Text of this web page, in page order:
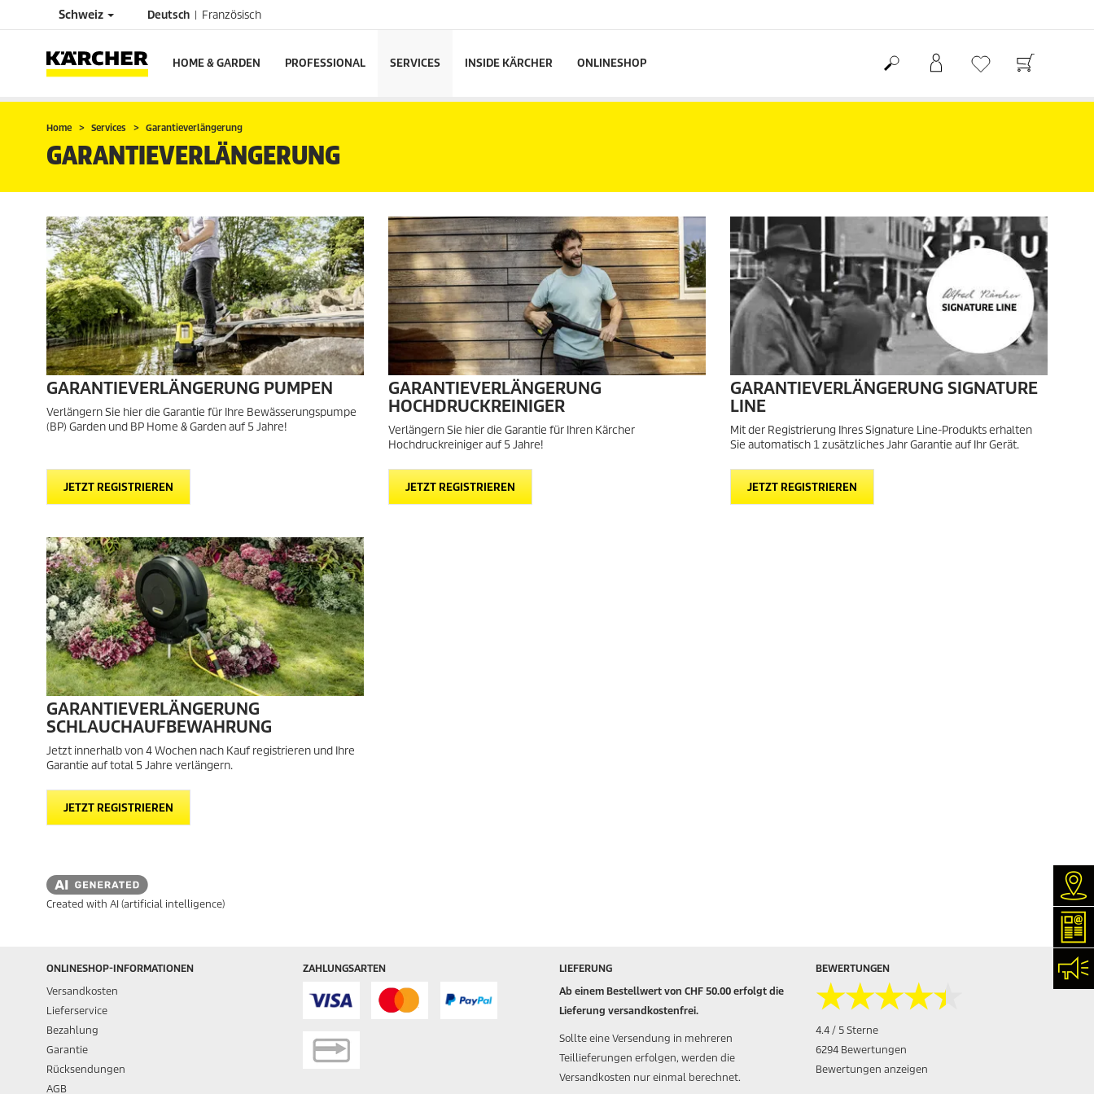
Schweiz Deutsch Französisch
HOME & GARDEN PROFESSIONAL SERVICES INSIDE KÄRCHER ONLINESHOP
Home Services Garantieverlängerung
GARANTIEVERLÄNGERUNG
GARANTIEVERLÄNGERUNG PUMPEN
Verlängern Sie hier die Garantie für Ihre Bewässerungspumpe
(BP) Garden und BP Home & Garden auf 5 Jahre!
JETZT REGISTRIEREN
GARANTIEVERLÄNGERUNG
HOCHDRUCKREINIGER
Verlängern Sie hier die Garantie für Ihren Kärcher
Hochdruckreiniger auf 5 Jahre!
JETZT REGISTRIEREN
GARANTIEVERLÄNGERUNG SIGNATURE
LINE
Mit der Registrierung Ihres Signature Line-Produkts erhalten
Sie automatisch 1 zusätzliches Jahr Garantie auf Ihr Gerät.
JETZT REGISTRIEREN
GARANTIEVERLÄNGERUNG
SCHLAUCHAUFBEWAHRUNG
Jetzt innerhalb von 4 Wochen nach Kauf registrieren und Ihre
Garantie auf total 5 Jahre verlängern.
JETZT REGISTRIEREN
Created with AI (artificial intelligence)
ONLINESHOP-INFORMATIONEN
Versandkosten
Lieferservice
Bezahlung
Garantie
Rücksendungen
AGB
ZAHLUNGSARTEN
LIEFERUNG
Ab einem Bestellwert von CHF 50.00 erfolgt die
Lieferung versandkostenfrei.
Sollte eine Versendung in mehreren
Teillieferungen erfolgen, werden die
Versandkosten nur einmal berechnet.
BEWERTUNGEN
★★★★★
★★★★★
4.4 / 5 Sterne
6294 Bewertungen
Bewertungen anzeigen